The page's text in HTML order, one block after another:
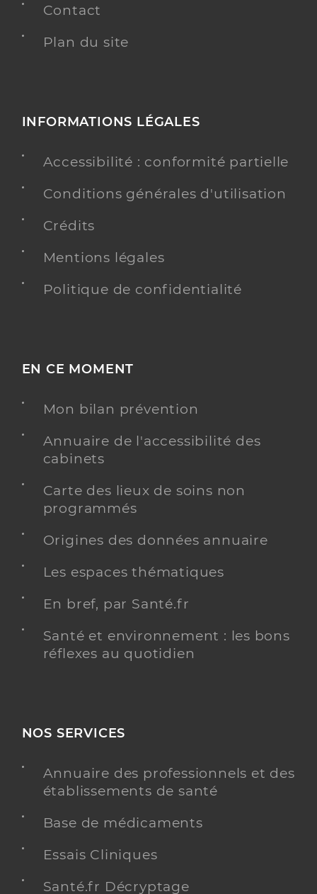
Contact
Plan du site
INFORMATIONS LÉGALES
Accessibilité : conformité partielle
Conditions générales d'utilisation
Crédits
Mentions légales
Politique de confidentialité
EN CE MOMENT
Mon bilan prévention
Annuaire de l'accessibilité des
cabinets
Carte des lieux de soins non
programmés
Origines des données annuaire
Les espaces thématiques
En bref, par Santé.fr
Santé et environnement : les bons
réflexes au quotidien
NOS SERVICES
Annuaire des professionnels et des
établissements de santé
Base de médicaments
Essais Cliniques
Santé.fr Décryptage